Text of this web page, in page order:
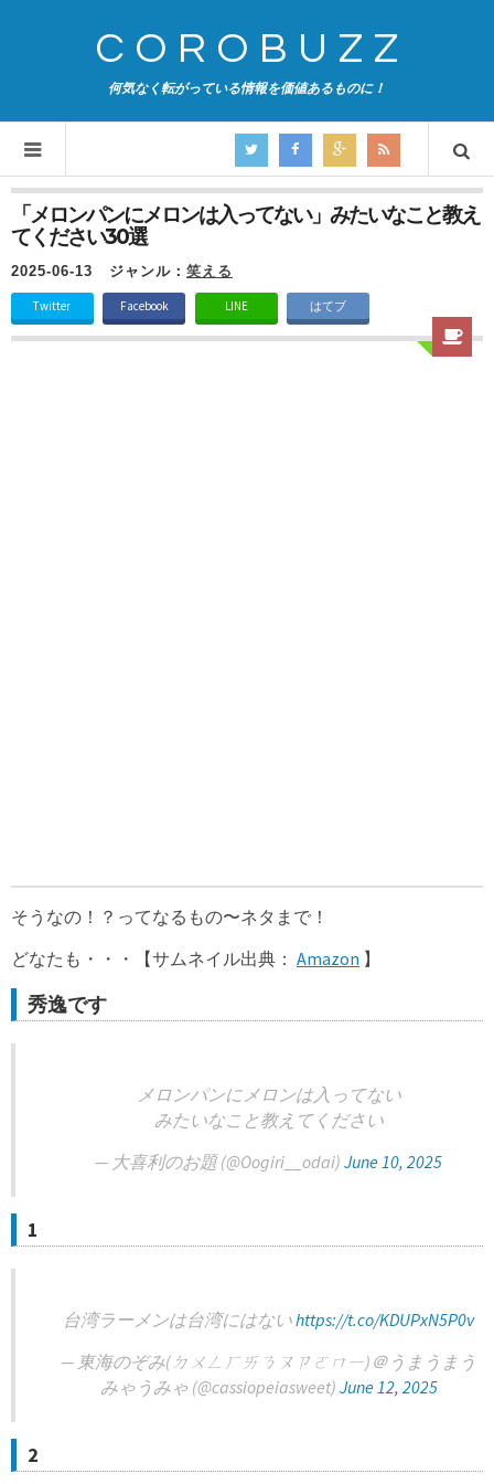
COROBUZZ
何気なく転がっている情報を価値あるものに！
「メロンパンにメロンは入ってない」みたいなこと教え
てください30選
2025-06-13 ジャンル： 笑える
Twitter Facebook LINE はてブ
そうなの！？ってなるもの〜ネタまで！
どなたも・・・【サムネイル出典： Amazon 】
秀逸です
メロンパンにメロンは入ってない
みたいなこと教えてください
— 大喜利のお題 (@Oogiri__odai) June 10, 2025
1
台湾ラーメンは台湾にはないhttps://t.co/KDUPxN5P0v
— 東海のぞみ(ㄉㄨㄥㄏㄞㄋㄡㄗㄛㄇㄧ)＠うまうまう
みゃうみゃ (@cassiopeiasweet) June 12, 2025
2